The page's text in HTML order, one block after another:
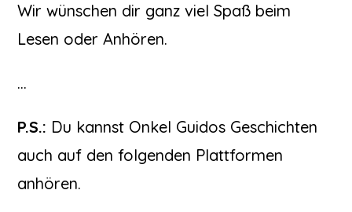
Wir wünschen dir ganz viel Spaß beim
Lesen oder Anhören.
…
P.S.: Du kannst Onkel Guidos Geschichten
auch auf den folgenden Plattformen
anhören.